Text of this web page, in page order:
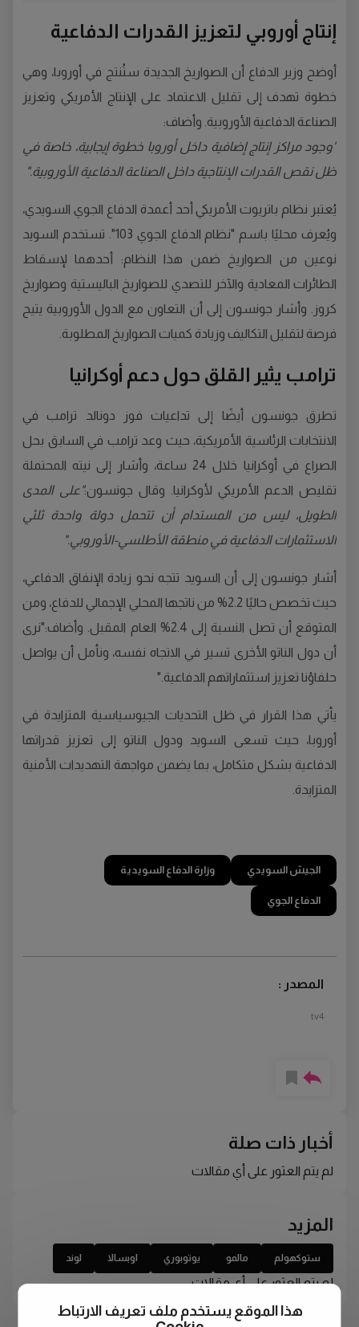
إنتاج أوروبي لتعزيز القدرات الدفاعية
أوضح وزير الدفاع أن الصواريخ الجديدة ستُنتج في أوروبا، وهي
خطوة تهدف إلى تقليل الاعتماد على الإنتاج الأمريكي وتعزيز
الصناعة الدفاعية الأوروبية. وأضاف:
"وجود مراكز إنتاج إضافية داخل أوروبا خطوة إيجابية، خاصة في
ظل نقص القدرات الإنتاجية داخل الصناعة الدفاعية الأوروبية."
يُعتبر نظام باتريوت الأمريكي أحد أعمدة الدفاع الجوي السويدي،
ويُعرف محليًا باسم "نظام الدفاع الجوي 103". تستخدم السويد
نوعين من الصواريخ ضمن هذا النظام: أحدهما لإسقاط
الطائرات المعادية والآخر للتصدي للصواريخ الباليستية وصواريخ
كروز. وأشار جونسون إلى أن التعاون مع الدول الأوروبية يتيح
فرصة لتقليل التكاليف وزيادة كميات الصواريخ المطلوبة.
ترامب يثير القلق حول دعم أوكرانيا
تطرق جونسون أيضًا إلى تداعيات فوز دونالد ترامب في
الانتخابات الرئاسية الأمريكية، حيث وعد ترامب في السابق بحل
الصراع في أوكرانيا خلال 24 ساعة، وأشار إلى نيته المحتملة
تقليص الدعم الأمريكي لأوكرانيا. وقال جونسون:"على المدى
الطويل، ليس من المستدام أن تتحمل دولة واحدة ثلثي
الاستثمارات الدفاعية في منطقة الأطلسي-الأوروبي."
أشار جونسون إلى أن السويد تتجه نحو زيادة الإنفاق الدفاعي،
حيث تخصص حاليًا 2.2% من ناتجها المحلي الإجمالي للدفاع، ومن
المتوقع أن تصل النسبة إلى 2.4% العام المقبل. وأضاف:"نرى
أن دول الناتو الأخرى تسير في الاتجاه نفسه، ونأمل أن يواصل
حلفاؤنا تعزيز استثماراتهم الدفاعية."
يأتي هذا القرار في ظل التحديات الجيوسياسية المتزايدة في
أوروبا، حيث تسعى السويد ودول الناتو إلى تعزيز قدراتها
الدفاعية بشكل متكامل، بما يضمن مواجهة التهديدات الأمنية
المتزايدة.
الجيش السويدي وزارة الدفاع السويدية
الدفاع الجوي
المصدر :
tv4
أخبار ذات صلة
لم يتم العثور على أي مقالات
المزيد
ستوكهولم مالمو يوتوبوري اوبسالا لوند
لم يتم العثور على أي مقالات
هذا الموقع يستخدم ملف تعريف الارتباط